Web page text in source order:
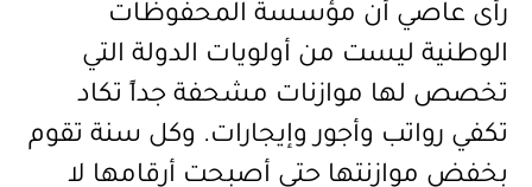
رأى عاصي أن مؤسسة المحفوظات
الوطنية ليست من أولويات الدولة التي
تخصص لها موازنات مشحفة جداً تكاد
تكفي رواتب وأجور وإيجارات. وكل سنة تقوم
بخفض موازنتها حتى أصبحت أرقامها لا